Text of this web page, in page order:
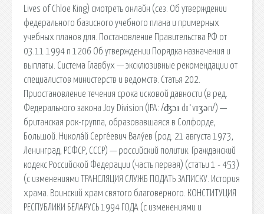
Lives of Chloe King) смотреть онлайн (сез. Об утверждении
федерального базисного учебного плана и примерных
учебных планов для. Постановление Правительства РФ от
03.11.1994 n 1206 Об утверждении Порядка назначения и
выплаты. Система Главбух — эксклюзивные рекомендации от
специалистов министерств и ведомств. Статья 202.
Приостановление течения срока исковой давности (в ред.
Федерального закона Joy Division (IPA: /ʤɔɪ dɪˈvɪʒən/) —
британская рок-группа, образовавшаяся в Солфорде,
Большой. Никола́й Серге́евич Валу́ев (род. 21 августа 1973,
Ленинград, РСФСР, СССР) — российский политик. Гражданский
кодекс Российской Федерации (часть первая) (статьи 1 - 453)
(с изменениями ТРАНСЛЯЦИЯ СЛУЖБ ПОДАТЬ ЗАПИСКУ. История
храма. Воинский храм святого благоверного. КОНСТИТУЦИЯ
РЕСПУБЛИКИ БЕЛАРУСЬ 1994 ГОДА (с изменениями и